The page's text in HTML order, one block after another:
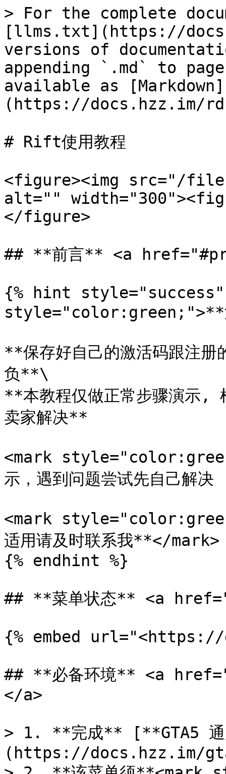
> For the complete
[llms.txt](https://
versions of
appending `.md` to
available as [Markdown]
(https://docs.hzz.im/
# Rift使用教程
<figure><img src="/files/
alt=""
</figure>
## **前言** <a
{% hint style="success"
style="color:green;">**
**保存好自己的激活码跟注
负**\
**本教程仅做正常步骤演示,
卖家解决**
<mark
示，遇到问题尝试先自己
<mark
适用请及时联系我**</mark>
{% endhint %}
## **菜单状态** <a
{% embed
## **必备环境** <a
</a>
> 1. **完成** [**GTA5 通
(https://docs.hzz.im/